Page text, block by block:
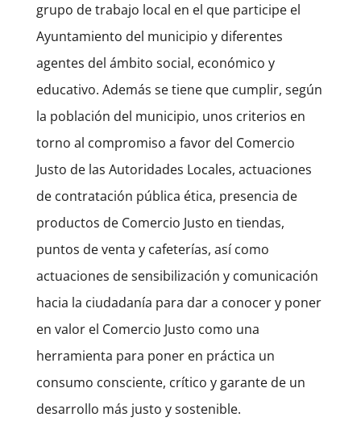
grupo de trabajo local en el que participe el
Ayuntamiento del municipio y diferentes
agentes del ámbito social, económico y
educativo. Además se tiene que cumplir, según
la población del municipio, unos criterios en
torno al compromiso a favor del Comercio
Justo de las Autoridades Locales, actuaciones
de contratación pública ética, presencia de
productos de Comercio Justo en tiendas,
puntos de venta y cafeterías, así como
actuaciones de sensibilización y comunicación
hacia la ciudadanía para dar a conocer y poner
en valor el Comercio Justo como una
herramienta para poner en práctica un
consumo consciente, crítico y garante de un
desarrollo más justo y sostenible.